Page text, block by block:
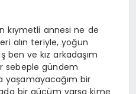
kıymetli annesi ne de
alın teriyle, yoğun
ve kız arkadaşım
sebeple gündem
yaşamayacağım bir